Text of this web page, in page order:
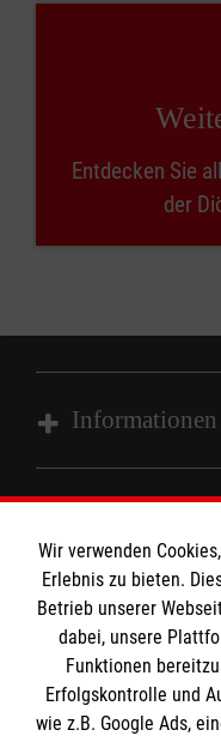
Entdecken Sie
der
Informationen
Impressum
Datenschutz
Barrierefreiheit
Kontakt
Presse
Den
im Malteser
Einsatzdiensten
Die Malteser
Malteserorden
Wir verwenden
Erlebnis zu bieten.
Betrieb unserer
dabei, unsere
Funktionen
Erfolgskontrolle und
wie z.B. Google Ads,